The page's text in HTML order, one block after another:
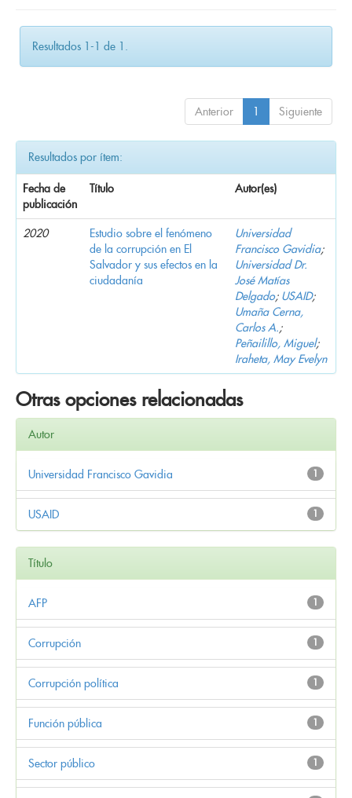
Resultados 1-1 de 1.
Anterior 1 Siguiente
Resultados por ítem:
Fecha de
publicación
Título Autor(es)
2020
Estudio sobre el fenómeno
de la corrupción en El
Salvador y sus efectos en la
ciudadanía
Universidad
Francisco Gavidia;
Universidad Dr.
José Matías
Delgado; USAID;
Umaña Cerna,
Carlos A.;
Peñailillo, Miguel;
Iraheta, May Evelyn
Otras opciones relacionadas
Autor
1
Universidad Francisco Gavidia
1
USAID
Título
1
AFP
1
Corrupción
1
Corrupción política
1
Función pública
1
Sector público